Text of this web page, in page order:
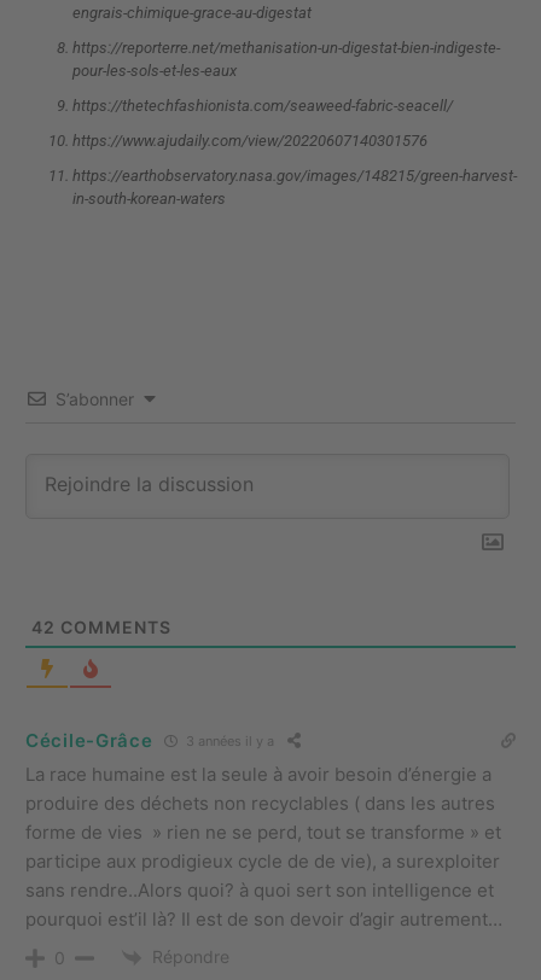
engrais-chimique-grace-au-digestat
https://reporterre.net/methanisation-un-digestat-bien-indigeste-
pour-les-sols-et-les-eaux
https://thetechfashionista.com/seaweed-fabric-seacell/
https://www.ajudaily.com/view/20220607140301576
https://earthobservatory.nasa.gov/images/148215/green-harvest-
in-south-korean-waters
S’abonner
42 COMMENTS
Cécile-Grâce 3 années il y a
La race humaine est la seule à avoir besoin d’énergie a
produire des déchets non recyclables ( dans les autres
forme de vies » rien ne se perd, tout se transforme » et
participe aux prodigieux cycle de de vie), a surexploiter
sans rendre..Alors quoi? à quoi sert son intelligence et
pourquoi est’il là? Il est de son devoir d’agir autrement…
0 Répondre